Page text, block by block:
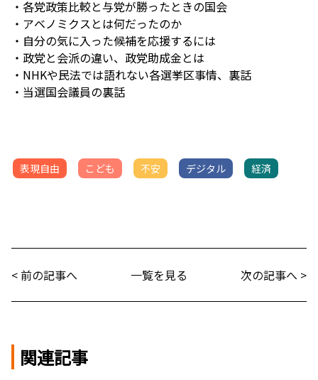
・各党政策比較と与党が勝ったときの国会
・アベノミクスとは何だったのか
・自分の気に入った候補を応援するには
・政党と会派の違い、政党助成金とは
・NHKや民法では語れない各選挙区事情、裏話
・当選国会議員の裏話
表現自由 こども 不安 デジタル 経済
< 前の記事へ 一覧を見る 次の記事へ >
関連記事